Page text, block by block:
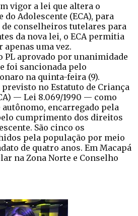
vigor a lei que altera o
do Adolescente (ECA), para
conselheiros tutelares para
da nova lei, o ECA permitia
apenas uma vez.
PL aprovado por unanimidade
foi sancionada pelo
na quinta-feira (9).
no Estatuto de Criança
— Lei 8.069/1990 — como
encarregado pela
cumprimento dos direitos
São cinco os
pela população por meio
de quatro anos. Em Macapá
na Zona Norte e Conselho